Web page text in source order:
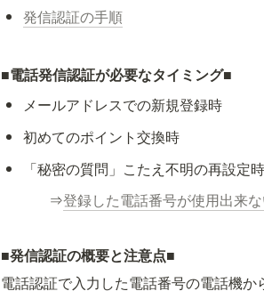
発信認証の手順
■電話発信認証が必要なタイミング■
メールアドレスでの新規登録時
初めてのポイント交換時
「秘密の質問」こたえ不明の再設定時
⇒登録した電話番号が使用出来
■発信認証の概要と注意点■
電話認証で入力した電話番号の電話機